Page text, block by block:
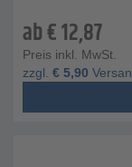
ab€12,87
Preis inkl. MwSt.
zzgl. € 5,90